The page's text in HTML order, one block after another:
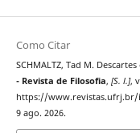
Como Citar
SCHMALTZ, Tad M.
- Revista de Filosofia, [S. l.],
https://www.revistas.ufrj.br/
9 ago. 2026.